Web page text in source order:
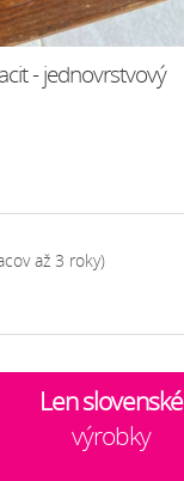
- jednovrstvový
až 3 roky)
Len slovenské
výrobky